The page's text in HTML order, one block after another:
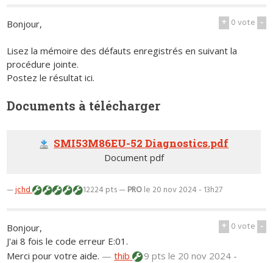
+ 0vote -
Bonjour,
Lisez la mémoire des défauts enregistrés en suivant la
procédure jointe.
Postez le résultat ici.
Documents à télécharger
SMI53M86EU-52 Diagnostics.pdf
Document pdf
—jchd 12224 pts —PROle 20 nov 2024 - 13h27
+ 0vote -
Bonjour,
J'ai 8 fois le code erreur E:01.
Merci pour votre aide. —thib 9 ptsle 20 nov 2024 -